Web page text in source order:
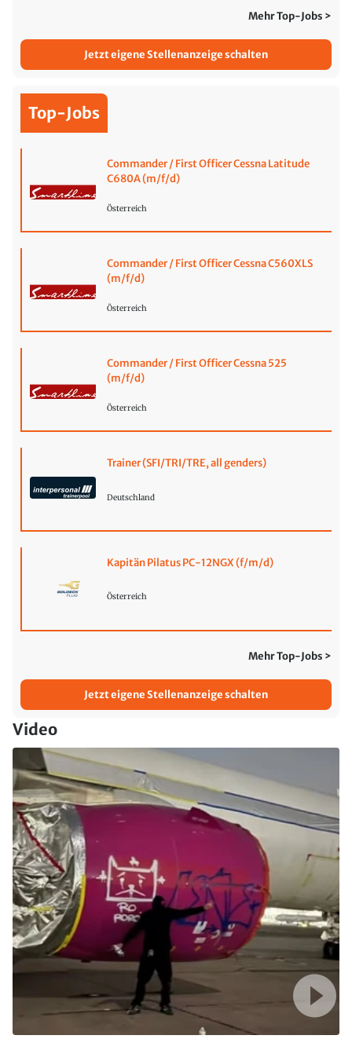
Mehr Top-Jobs >
Jetzt eigene Stellenanzeige schalten
Top-Jobs
Commander / First Officer Cessna Latitude
C680A (m/f/d)
Österreich
Commander / First Officer Cessna C560XLS
(m/f/d)
Österreich
Commander / First Officer Cessna 525
(m/f/d)
Österreich
Trainer (SFI/TRI/TRE, all genders)
Deutschland
Kapitän Pilatus PC-12NGX (f/m/d)
Österreich
Mehr Top-Jobs >
Jetzt eigene Stellenanzeige schalten
Video